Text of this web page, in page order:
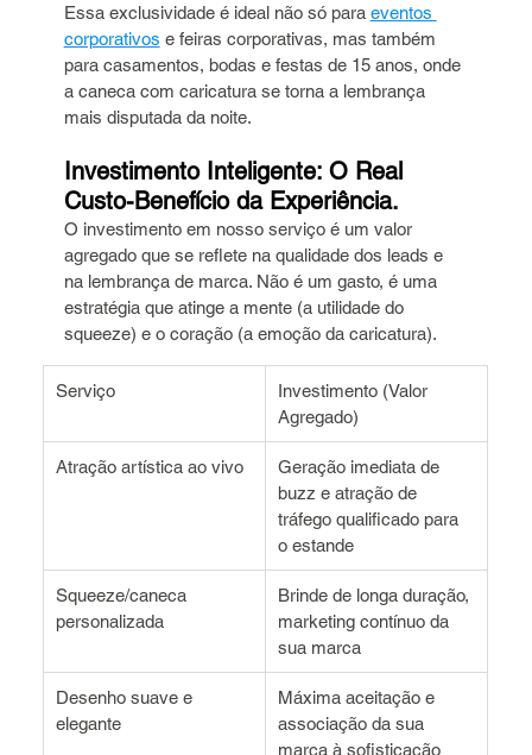
Essa exclusividade é ideal não só para eventos
corporativos e feiras corporativas, mas também
para casamentos, bodas e festas de 15 anos, onde
a caneca com caricatura se torna a lembrança
mais disputada da noite.
Investimento Inteligente: O Real
Custo-Benefício da Experiência.
O investimento em nosso serviço é um valor
agregado que se reflete na qualidade dos leads e
na lembrança de marca. Não é um gasto, é uma
estratégia que atinge a mente (a utilidade do
squeeze) e o coração (a emoção da caricatura).
Serviço
Investimento (Valor
Agregado)
Atração artística ao vivo
Geração imediata de
buzz e atração de
tráfego qualificado para
o estande
Squeeze/caneca
personalizada
Brinde de longa duração,
marketing contínuo da
sua marca
Desenho suave e
elegante
Máxima aceitação e
associação da sua
marca à sofisticação